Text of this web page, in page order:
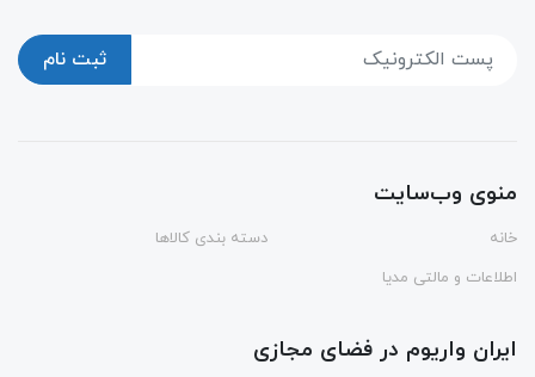
ثبت نام
منوی وب‌سایت
خانه
دسته بندی کالاها
اطلاعات و مالتی مدیا
ایران واریوم در فضای مجازی